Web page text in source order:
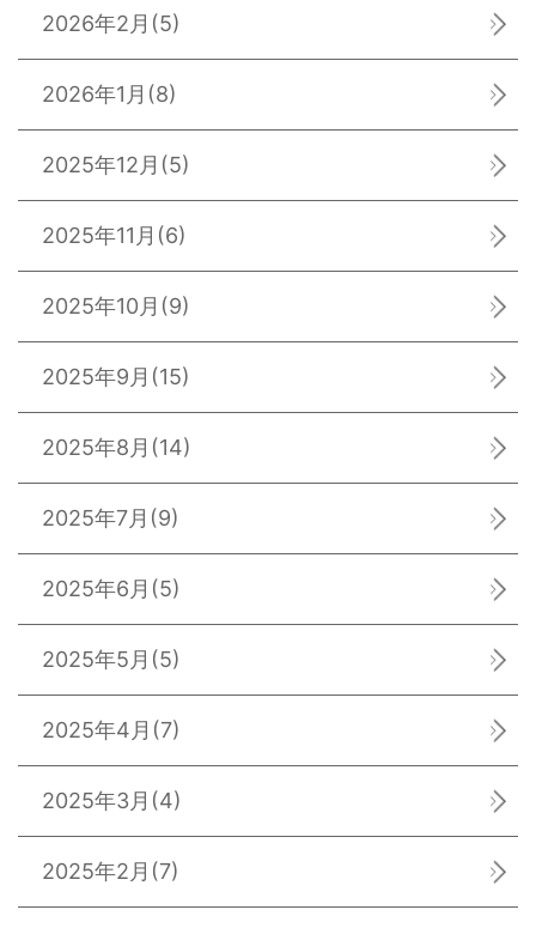
2026年2月 (5)
2026年1月 (8)
2025年12月 (5)
2025年11月 (6)
2025年10月 (9)
2025年9月 (15)
2025年8月 (14)
2025年7月 (9)
2025年6月 (5)
2025年5月 (5)
2025年4月 (7)
2025年3月 (4)
2025年2月 (7)